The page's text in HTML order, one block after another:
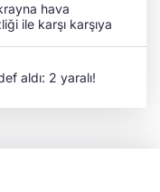
hava
ile karşı karşıya
aldı: 2 yaralı!